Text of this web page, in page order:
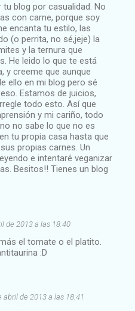
blog por casualidad. No
con carne, porque soy
encanta tu estilo, las
(o perrita, no sé,jeje) la
y la ternura que
He leido lo que te está
y creeme que aunque
ello en mi blog pero sé
Estamos de juicios,
todo esto. Así que
y mi cariño, todo
no sabe lo que no es
tu propia casa hasta que
propias carnes. Un
e intentaré veganizar
Besitos!! Tienes un blog
de 2013 a las 18:40
el tomate o el platito.
:D
abril de 2013 a las 18:41